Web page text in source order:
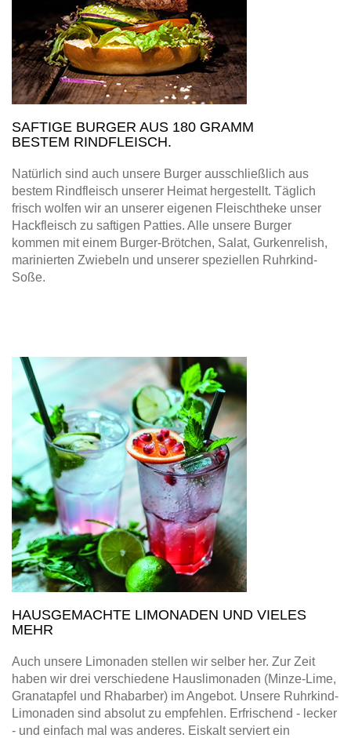
SAFTIGE BURGER AUS 180 GRAMM
BESTEM RINDFLEISCH.
Natürlich sind auch unsere Burger ausschließlich aus
bestem Rindfleisch unserer Heimat hergestellt. Täglich
frisch wolfen wir an unserer eigenen Fleischtheke unser
Hackfleisch zu saftigen Patties. Alle unsere Burger
kommen mit einem Burger-Brötchen, Salat, Gurkenrelish,
marinierten Zwiebeln und unserer speziellen Ruhrkind-
Soße.
HAUSGEMACHTE LIMONADEN UND VIELES
MEHR
Auch unsere Limonaden stellen wir selber her. Zur Zeit
haben wir drei verschiedene Hauslimonaden (Minze-Lime,
Granatapfel und Rhabarber) im Angebot. Unsere Ruhrkind-
Limonaden sind absolut zu empfehlen. Erfrischend - lecker
- und einfach mal was anderes. Eiskalt serviert ein